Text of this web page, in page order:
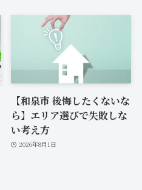
【和泉市 後悔したくないな
ら】エリア選びで失敗しな
い考え方
2026年8月1日